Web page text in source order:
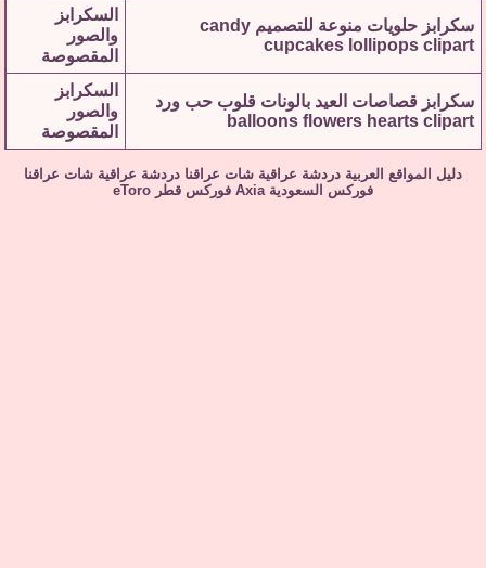
سكرابز حلويات منوعة للتصميم candy
cupcakes lollipops clipart
السكرابز
والصور
المقصوصة
سكرابز قصاصات العيد بالونات قلوب حب ورد
balloons flowers hearts clipart
السكرابز
والصور
المقصوصة
دليل المواقع العربية دردشة عراقية شات عراقنا دردشة عراقية شات عراقنا
فوركس السعودية Axia فوركس قطر eToro